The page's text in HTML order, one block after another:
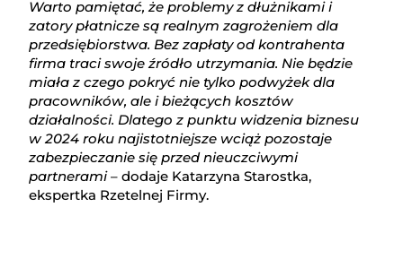
Warto pamiętać, że problemy z dłużnikami i
zatory płatnicze są realnym zagrożeniem dla
przedsiębiorstwa. Bez zapłaty od kontrahenta
firma traci swoje źródło utrzymania. Nie będzie
miała z czego pokryć nie tylko podwyżek dla
pracowników, ale i bieżących kosztów
działalności. Dlatego z punktu widzenia biznesu
w 2024 roku najistotniejsze wciąż pozostaje
zabezpieczanie się przed nieuczciwymi
partnerami– dodaje Katarzyna Starostka,
ekspertka Rzetelnej Firmy.